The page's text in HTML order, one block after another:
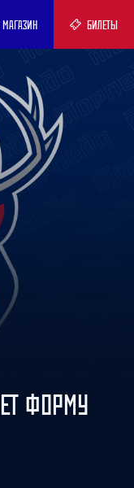
МАГАЗИН БИЛЕТЫ
ФОРМУ